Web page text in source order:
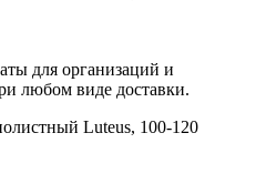
для организаций и
любом виде доставки.